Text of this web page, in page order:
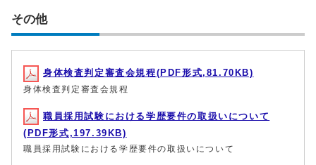
その他
身体検査判定審査会規程(PDF形式,81.70KB)
身体検査判定審査会規程
職員採用試験における学歴要件の取扱いについて
(PDF形式,197.39KB)
職員採用試験における学歴要件の取扱いについて